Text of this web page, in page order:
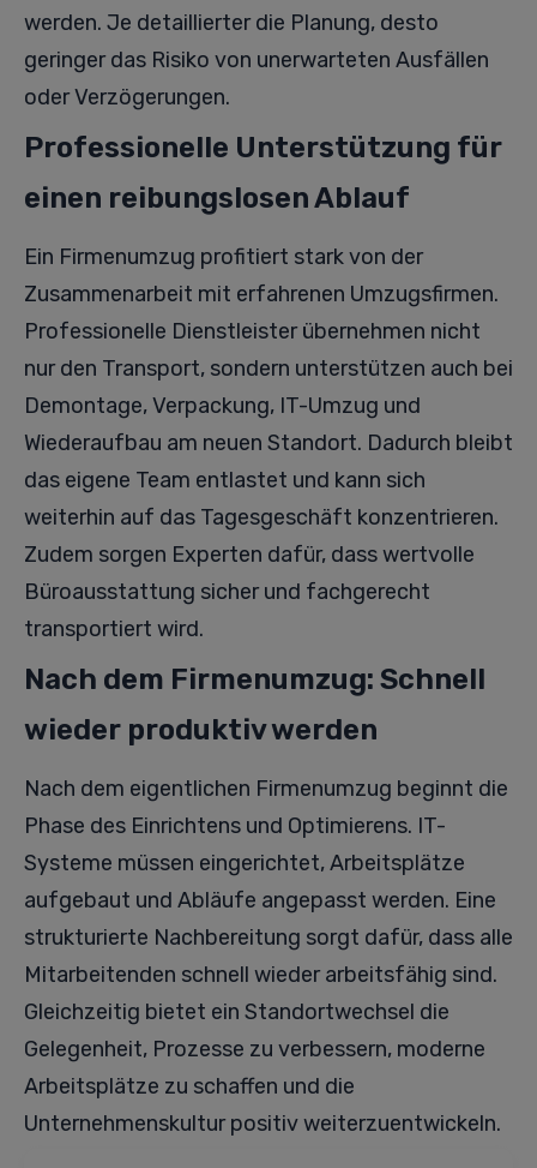
werden. Je detaillierter die Planung, desto
geringer das Risiko von unerwarteten Ausfällen
oder Verzögerungen.
Professionelle Unterstützung für
einen reibungslosen Ablauf
Ein Firmenumzug profitiert stark von der
Zusammenarbeit mit erfahrenen Umzugsfirmen.
Professionelle Dienstleister übernehmen nicht
nur den Transport, sondern unterstützen auch bei
Demontage, Verpackung, IT-Umzug und
Wiederaufbau am neuen Standort. Dadurch bleibt
das eigene Team entlastet und kann sich
weiterhin auf das Tagesgeschäft konzentrieren.
Zudem sorgen Experten dafür, dass wertvolle
Büroausstattung sicher und fachgerecht
transportiert wird.
Nach dem Firmenumzug: Schnell
wieder produktiv werden
Nach dem eigentlichen Firmenumzug beginnt die
Phase des Einrichtens und Optimierens. IT-
Systeme müssen eingerichtet, Arbeitsplätze
aufgebaut und Abläufe angepasst werden. Eine
strukturierte Nachbereitung sorgt dafür, dass alle
Mitarbeitenden schnell wieder arbeitsfähig sind.
Gleichzeitig bietet ein Standortwechsel die
Gelegenheit, Prozesse zu verbessern, moderne
Arbeitsplätze zu schaffen und die
Unternehmenskultur positiv weiterzuentwickeln.